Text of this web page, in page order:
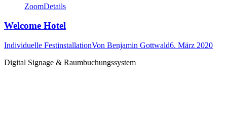
ZoomDetails
Welcome Hotel
Individuelle FestinstallationVon Benjamin Gottwald6. März 2020
Digital Signage & Raumbuchungssystem